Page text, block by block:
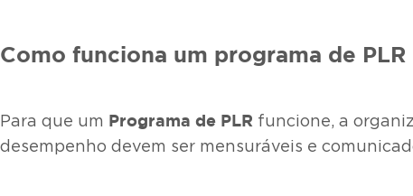
Como funciona um programa de
Para que um Programa de PLR funcione, a
desempenho devem ser mensuráveis e